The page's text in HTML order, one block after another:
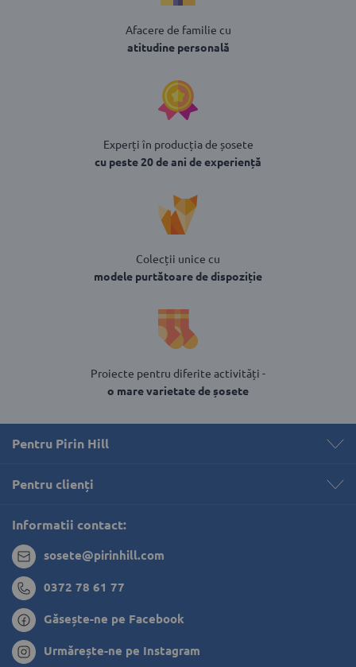
Afacere de familie cu
atitudine personală
Experți în producția de șosete
cu peste 20 de ani de experiență
Colecții unice cu
modele purtătoare de dispoziție
Proiecte pentru diferite activități -
o mare varietate de șosete
Pentru Pirin Hill
Pentru clienți
Informatii contact:
sosete@pirinhill.com
0372 78 61 77
Găsește-ne pe Facebook
Urmărește-ne pe Instagram